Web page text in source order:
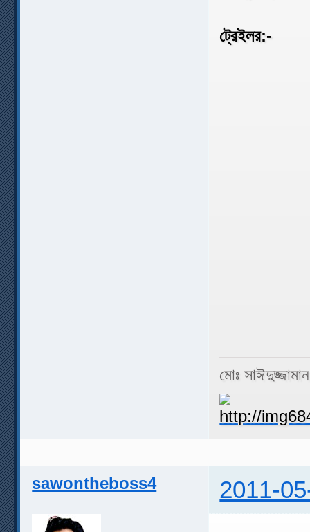
ট্রেইলর:-
মোঃ
sawontheboss4 2011-